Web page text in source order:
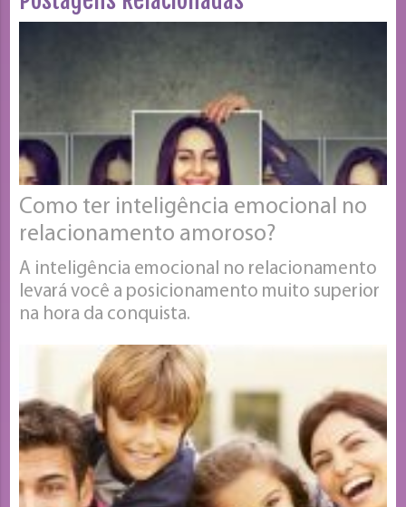
Como ter inteligência emocional no
relacionamento amoroso?
A inteligência emocional no relacionamento
levará você a posicionamento muito superior
na hora da conquista.